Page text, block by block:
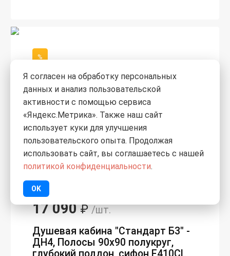
%
17 090 ₽ /шт.
Душевая кабина "Стандарт Б3" -
ДН4, Полосы 90х90 полукруг,
глубокий поддон, сифон E410CL
Я согласен на обработку персональных
данных и анализ пользовательской
активности с помощью сервиса
«Яндекс.Метрика». Также наш сайт
использует куки для улучшения
пользовательского опыта. Продолжая
использовать сайт, вы соглашаетесь с нашей
политикой конфиденциальности.
OK